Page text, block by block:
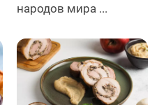
народов мира ...